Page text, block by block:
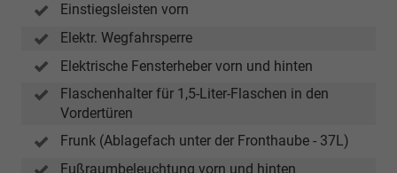
Einstiegsleisten vorn
Elektr. Wegfahrsperre
Elektrische Fensterheber vorn und hinten
Flaschenhalter für 1,5-Liter-Flaschen in den
Vordertüren
Frunk (Ablagefach unter der Fronthaube - 37L)
Fußraumbeleuchtung vorn und hinten